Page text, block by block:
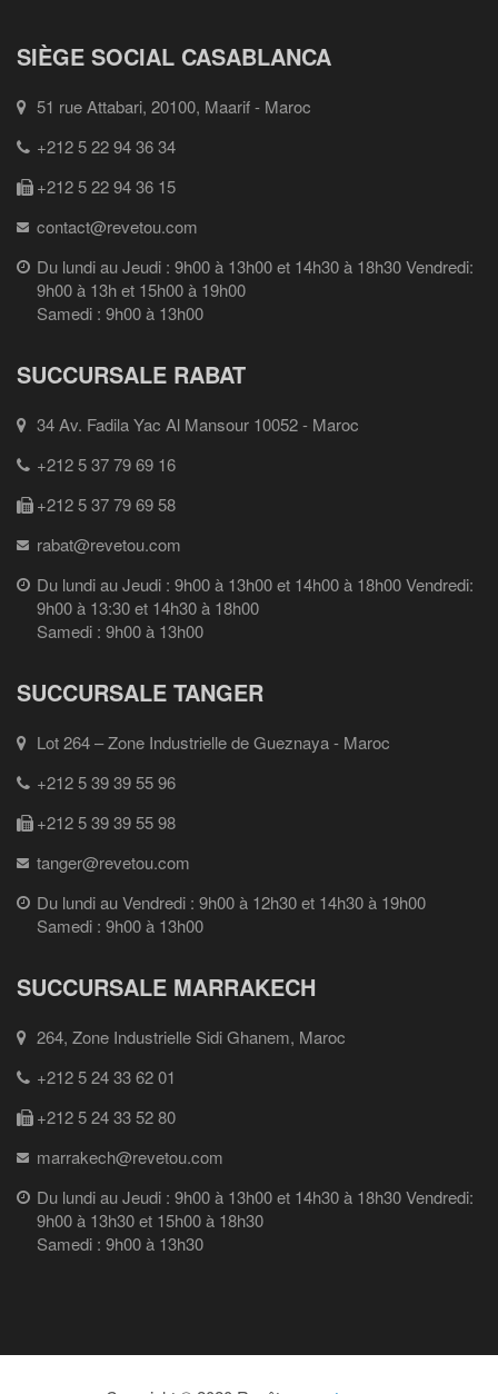
SIÈGE SOCIAL CASABLANCA
51 rue Attabari, 20100, Maarif - Maroc
+212 5 22 94 36 34
+212 5 22 94 36 15
contact@revetou.com
Du lundi au Jeudi : 9h00 à 13h00 et 14h30 à 18h30 Vendredi:
9h00 à 13h et 15h00 à 19h00
Samedi : 9h00 à 13h00
SUCCURSALE RABAT
34 Av. Fadila Yac Al Mansour 10052 - Maroc
+212 5 37 79 69 16
+212 5 37 79 69 58
rabat@revetou.com
Du lundi au Jeudi : 9h00 à 13h00 et 14h00 à 18h00 Vendredi:
9h00 à 13:30 et 14h30 à 18h00
Samedi : 9h00 à 13h00
SUCCURSALE TANGER
Lot 264 – Zone Industrielle de Gueznaya - Maroc
+212 5 39 39 55 96
+212 5 39 39 55 98
tanger@revetou.com
Du lundi au Vendredi : 9h00 à 12h30 et 14h30 à 19h00
Samedi : 9h00 à 13h00
SUCCURSALE MARRAKECH
264, Zone Industrielle Sidi Ghanem, Maroc
+212 5 24 33 62 01
+212 5 24 33 52 80
marrakech@revetou.com
Du lundi au Jeudi : 9h00 à 13h00 et 14h30 à 18h30 Vendredi:
9h00 à 13h30 et 15h00 à 18h30
Samedi : 9h00 à 13h30